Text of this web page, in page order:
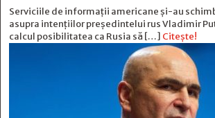
Serviciile de informații americane și-au
asupra intențiilor președintelui rus Vladimir
calcul posibilitatea ca Rusia să […] Citește!